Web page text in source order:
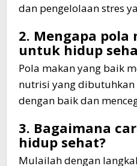
dan pengelolaan stres
2. Mengapa
untuk hidup
Pola makan yang baik
nutrisi yang
dengan baik dan
3. Bagaimana
hidup sehat?
Mulailah dengan